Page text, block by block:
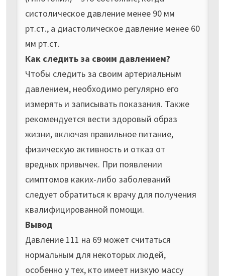
систолическое давление менее 90 мм
рт.ст., а диастолическое давление менее 60
мм рт.ст.
Как следить за своим давлением?
Чтобы следить за своим артериальным
давлением, необходимо регулярно его
измерять и записывать показания. Также
рекомендуется вести здоровый образ
жизни, включая правильное питание,
физическую активность и отказ от
вредных привычек. При появлении
симптомов каких-либо заболеваний
следует обратиться к врачу для получения
квалифицированной помощи.
Вывод
Давление 111 на 69 может считаться
нормальным для некоторых людей,
особенно у тех, кто имеет низкую массу